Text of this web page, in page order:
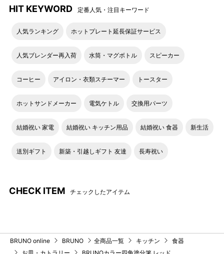
HIT KEYWORD 定番人気・注目キーワード
人気ランキング ホットプレート延長保証サービス
人気ブレンダー再入荷 水筒・マグボトル スピーカー
コーヒー アイロン・衣類スチーマー トースター
ホットサンドメーカー 電気ケトル 交換用パーツ
結婚祝い 家電 結婚祝い キッチン用品 結婚祝い 食器 新生活
送別ギフト 新築・引越しギフト 友達 長寿祝い
CHECK ITEM チェックしたアイテム
BRUNO online BRUNO 全商品一覧 キッチン
食器